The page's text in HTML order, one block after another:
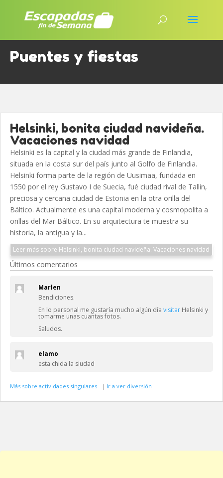
Puentes y fiestas
Helsinki, bonita ciudad navideña.
Vacaciones navidad
Helsinki es la capital y la ciudad más grande de Finlandia,
situada en la costa sur del país junto al Golfo de Finlandia.
Helsinki forma parte de la región de Uusimaa, fundada en
1550 por el rey Gustavo I de Suecia, fué ciudad rival de Tallin,
preciosa y cercana ciudad de Estonia en la otra orilla del
Báltico. Actualmente es una capital moderna y cosmopolita a
orillas del Mar Báltico. En su arquitectura te muestra su
historia, la antigua y la...
Leer más sobre Helsinki, bonita ciudad navideña. Vacaciones navidad
Últimos comentarios
Marlen
Bendiciones.
En lo personal me gustaría mucho algún día visitar Helsinki y
tomarme unas cuantas fotos.
Saludos.
elamo
esta chida la siudad
Más sobre actividades singulares | Ir a ver diversión